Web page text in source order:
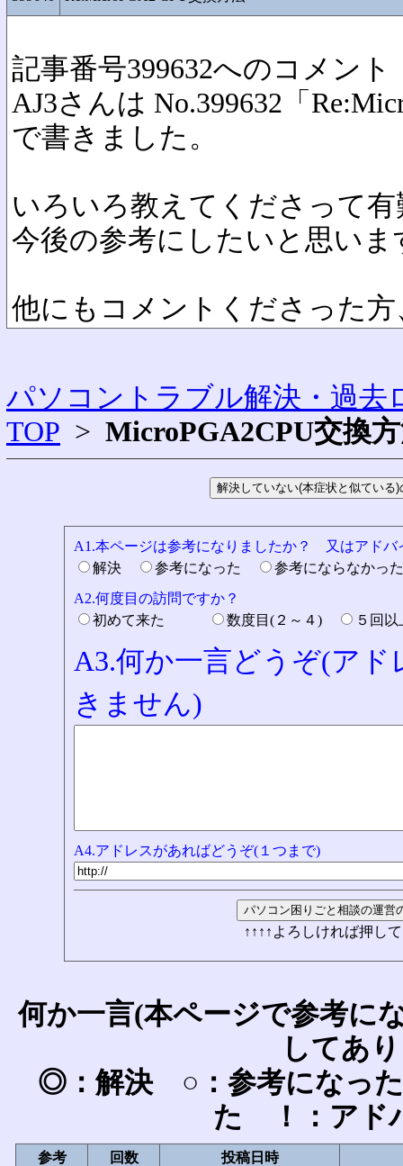
記事番号399632へのコメント
AJ3さんは No.399632「
で書きました。
いろいろ教えてくださって
今後の参考にしたいと思いま
他にもコメントくださった
パソコントラブル解決・過去
TOP > MicroPGA2CPU交換
A1.本ページは参考になりましたか？ 又はアドバ
解決
参考になった
参考にならなか
A2.何度目の訪問ですか？
初めて来た
数度目(２～４) ５回
A3.何か一言どうぞ(ア
きません)
A4.アドレスがあればどうぞ(１つまで)
↑↑↑↑よろしければ押し
何か一言(本ページで参考に
してあ
◎：解決 ○：参考になっ
た ！：アド
参考 回数 投稿日時